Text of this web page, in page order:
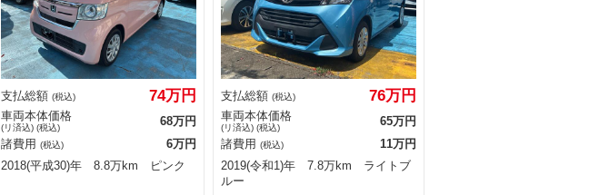
支払総額 (税込) 74万円
車両本体価格
(リ済込) (税込)
68万円
諸費用 (税込)
6万円
2018(平成30)年 8.8万km ピンク
支払総額 (税込) 76万円
車両本体価格
(リ済込) (税込)
65万円
諸費用 (税込)
11万円
2019(令和1)年 7.8万km ライトブ
ルー